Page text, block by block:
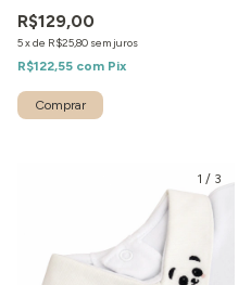
R$129,00
5xde R$25,80 sem juros
R$122,55 com Pix
1 / 3